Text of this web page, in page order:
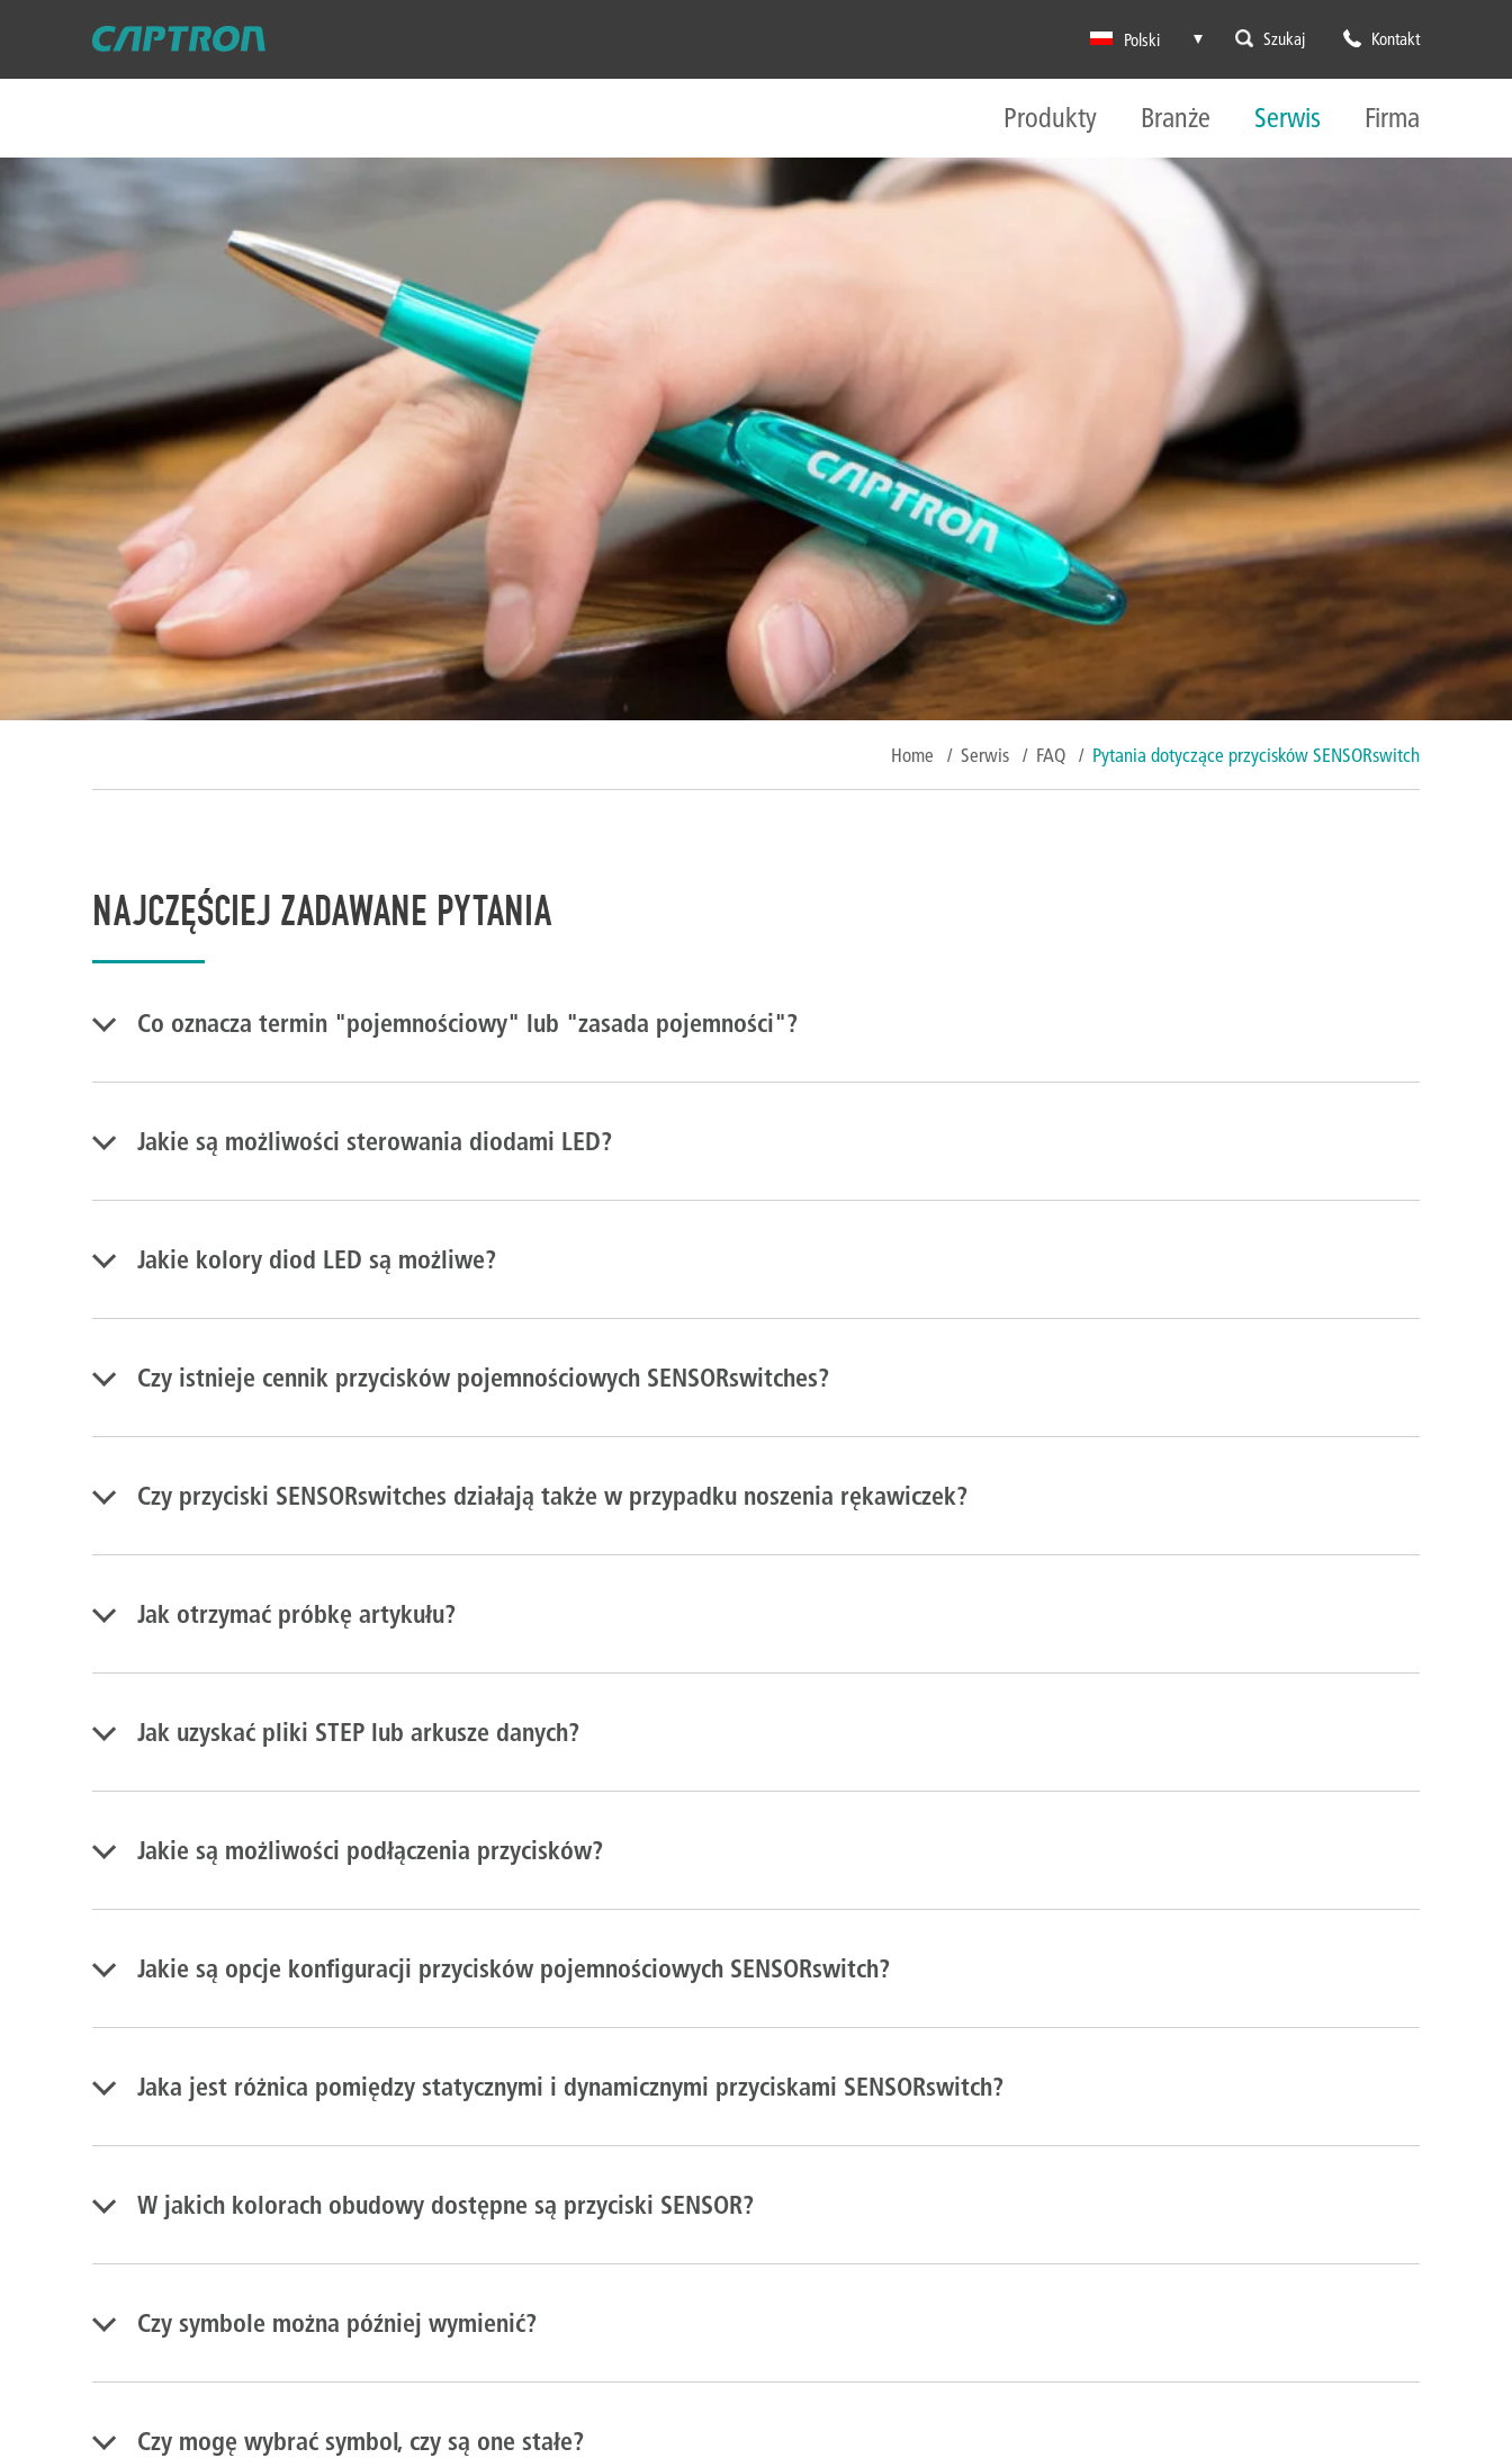
Polski Szukaj Kontakt
Produkty Branże Serwis Firma
Home / Serwis / FAQ / Pytania dotyczące przycisków SENSORswitch
NAJCZĘŚCIEJ ZADAWANE PYTANIA
Co oznacza termin "pojemnościowy" lub "zasada pojemności"?
Jakie są możliwości sterowania diodami LED?
Jakie kolory diod LED są możliwe?
Czy istnieje cennik przycisków pojemnościowych SENSORswitches?
Czy przyciski SENSORswitches działają także w przypadku noszenia rękawiczek?
Jak otrzymać próbkę artykułu?
Jak uzyskać pliki STEP lub arkusze danych?
Jakie są możliwości podłączenia przycisków?
Jakie są opcje konfiguracji przycisków pojemnościowych SENSORswitch?
Jaka jest różnica pomiędzy statycznymi i dynamicznymi przyciskami SENSORswitch?
W jakich kolorach obudowy dostępne są przyciski SENSOR?
Czy symbole można później wymienić?
Czy mogę wybrać symbol, czy są one stałe?